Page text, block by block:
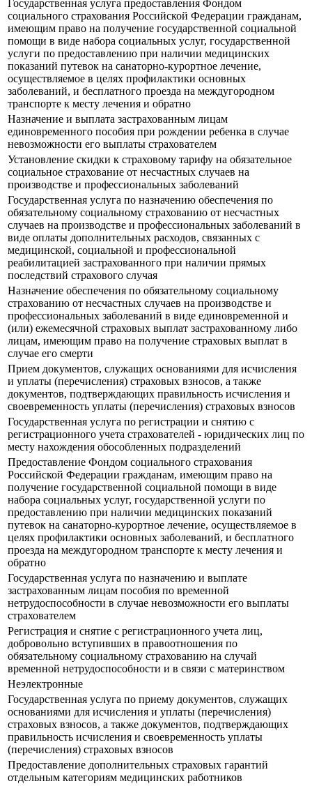
Государственная услуга предоставления Фондом
социального страхования Российской Федерации гражданам,
имеющим право на получение государственной социальной
помощи в виде набора социальных услуг, государственной
услуги по предоставлению при наличии медицинских
показаний путевок на санаторно-курортное лечение,
осуществляемое в целях профилактики основных
заболеваний, и бесплатного проезда на междугородном
транспорте к месту лечения и обратно
Назначение и выплата застрахованным лицам
единовременного пособия при рождении ребенка в случае
невозможности его выплаты страхователем
Установление скидки к страховому тарифу на обязательное
социальное страхование от несчастных случаев на
производстве и профессиональных заболеваний
Государственная услуга по назначению обеспечения по
обязательному социальному страхованию от несчастных
случаев на производстве и профессиональных заболеваний в
виде оплаты дополнительных расходов, связанных с
медицинской, социальной и профессиональной
реабилитацией застрахованного при наличии прямых
последствий страхового случая
Назначение обеспечения по обязательному социальному
страхованию от несчастных случаев на производстве и
профессиональных заболеваний в виде единовременной и
(или) ежемесячной страховых выплат застрахованному либо
лицам, имеющим право на получение страховых выплат в
случае его смерти
Прием документов, служащих основаниями для исчисления
и уплаты (перечисления) страховых взносов, а также
документов, подтверждающих правильность исчисления и
своевременность уплаты (перечисления) страховых взносов
Государственная услуга по регистрации и снятию с
регистрационного учета страхователей - юридических лиц по
месту нахождения обособленных подразделений
Предоставление Фондом социального страхования
Российской Федерации гражданам, имеющим право на
получение государственной социальной помощи в виде
набора социальных услуг, государственной услуги по
предоставлению при наличии медицинских показаний
путевок на санаторно-курортное лечение, осуществляемое в
целях профилактики основных заболеваний, и бесплатного
проезда на междугородном транспорте к месту лечения и
обратно
Государственная услуга по назначению и выплате
застрахованным лицам пособия по временной
нетрудоспособности в случае невозможности его выплаты
страхователем
Регистрация и снятие с регистрационного учета лиц,
добровольно вступивших в правоотношения по
обязательному социальному страхованию на случай
временной нетрудоспособности и в связи с материнством
Неэлектронные
Государственная услуга по приему документов, служащих
основаниями для исчисления и уплаты (перечисления)
страховых взносов, а также документов, подтверждающих
правильность исчисления и своевременность уплаты
(перечисления) страховых взносов
Предоставление дополнительных страховых гарантий
отдельным категориям медицинских работников